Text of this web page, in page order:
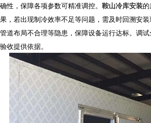
确性，保障各项参数可精准调控。 鞍山冷库安装
果，若出现制冷效率不足等问题，需及时回溯安装
管道布局不合理等隐患，保障设备运行达标。调
验收提供依据。